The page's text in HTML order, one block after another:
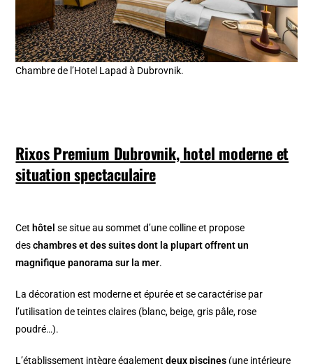
Chambre de l’Hotel Lapad à Dubrovnik.
Rixos Premium Dubrovnik, hotel moderne et
situation spectaculaire
Cet hôtelse situe au sommet d’une colline et propose
deschambres et des suites dont la plupart offrent un
magnifique panorama sur la mer.
La décoration est moderne et épurée et se caractérise par
l’utilisation de teintes claires (blanc, beige, gris pâle, rose
poudré…).
L’établissement intègre égalementdeux piscines (une intérieure